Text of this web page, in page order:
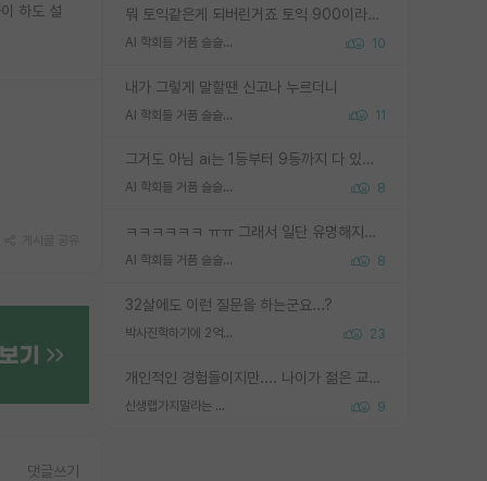
뭐 토익같은게 되버린거죠 토익 900이라고 영어잘하는건 아닙니다만 잘하는사람은 다 900을 넘는 그런
AI 학회들 거품 슬슬 지적이 나오네요 10
내가 그렇게 말할땐 신고나 누르더니
AI 학회들 거품 슬슬 지적이 나오네요 11
그거도 아님 ai는 1등부터 9등까지 다 있음 그거도 없는 사람은 뭐냐 교수가 그냥 못하게 한거 1등급도 교수가 막으면 안됨
AI 학회들 거품 슬슬 지적이 나오네요 8
ㅋㅋㅋㅋㅋㅋ ㅠㅠ 그래서 일단 유명해지는게 중요한거같습니다
AI 학회들 거품 슬슬 지적이 나오네요 8
32살에도 이런 질문을 하는군요...?
박사진학하기에 2억은 괜찮은 (?) 정도의 경제력인가요 23
개인적인 경험들이지만.... 나이가 젊은 교수일수록 꼰대라는 가면을 쓴 채로 무례함을 행동하는 경우가 거의 90% 정도였음. 나이가 어린데 다른 또래들과 달리 명예, 권력, 재력까지 얻었으니 세상 다 가진 기분이겠지. 오히러 나이 든 교수들이 행동과 말을 더 조심하시더라.
신생랩가지말라는 이유가 있었구나 9
하도 설
댓글쓰기